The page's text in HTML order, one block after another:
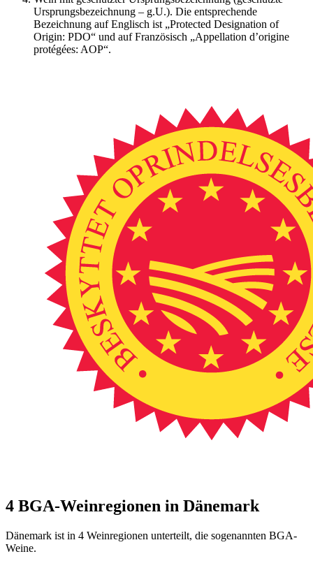
Ursprungsbezeichnung – g.U.). Die entsprechende
Bezeichnung auf Englisch ist „Protected Designation of
Origin: PDO“ und auf Französisch „Appellation d’origine
protégées: AOP“.
4 BGA-Weinregionen in Dänemark
Dänemark ist in 4 Weinregionen unterteilt, die sogenannten BGA-
Weine.